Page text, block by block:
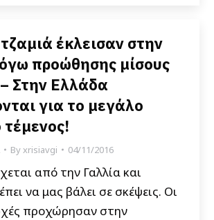
έκλεισαν στην
προώθησης μίσους
Στην Ελλάδα
για το μεγάλο
τέμενος!
Byxrisiavgi 04/11/2016
από την Γαλλία και
να μας βάλει σε σκέψεις. Οι
προχώρησαν στην